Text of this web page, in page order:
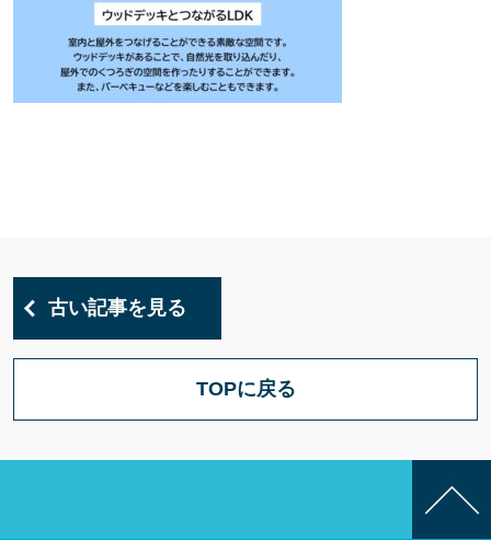
古い記事を見る
TOPに戻る